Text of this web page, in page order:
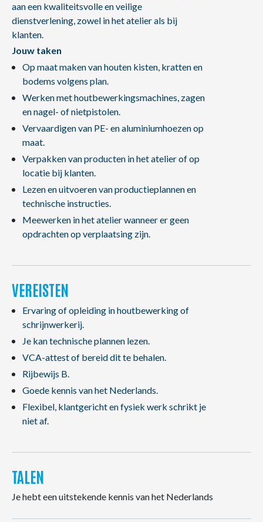
aan een kwaliteitsvolle en veilige
dienstverlening, zowel in het atelier als bij
klanten.
Jouw taken
Op maat maken van houten kisten, kratten en
bodems volgens plan.
Werken met houtbewerkingsmachines, zagen
en nagel- of nietpistolen.
Vervaardigen van PE- en aluminiumhoezen op
maat.
Verpakken van producten in het atelier of op
locatie bij klanten.
Lezen en uitvoeren van productieplannen en
technische instructies.
Meewerken in het atelier wanneer er geen
opdrachten op verplaatsing zijn.
VEREISTEN
Ervaring of opleiding in houtbewerking of
schrijnwerkerij.
Je kan technische plannen lezen.
VCA-attest of bereid dit te behalen.
Rijbewijs B.
Goede kennis van het Nederlands.
Flexibel, klantgericht en fysiek werk schrikt je
niet af.
TALEN
Je hebt een uitstekende kennis van het Nederlands